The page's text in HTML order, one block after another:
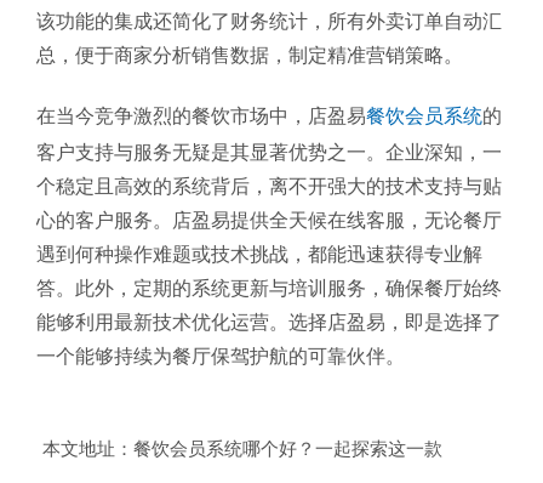
该功能的集成还简化了财务统计，所有外卖订单自动汇
总，便于商家分析销售数据，制定精准营销策略。
在当今竞争激烈的餐饮市场中，店盈易餐饮会员系统的
客户支持与服务无疑是其显著优势之一。企业深知，一
个稳定且高效的系统背后，离不开强大的技术支持与贴
心的客户服务。店盈易提供全天候在线客服，无论餐厅
遇到何种操作难题或技术挑战，都能迅速获得专业解
答。此外，定期的系统更新与培训服务，确保餐厅始终
能够利用最新技术优化运营。选择店盈易，即是选择了
一个能够持续为餐厅保驾护航的可靠伙伴。
本文地址： 餐饮会员系统哪个好？一起探索这一款